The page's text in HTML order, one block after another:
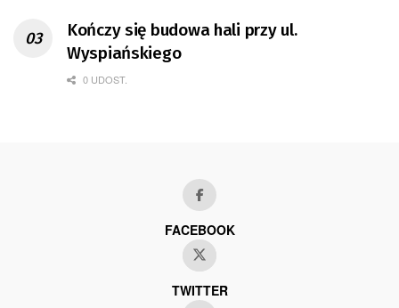
Kończy się budowa hali przy ul.
Wyspiańskiego
0 UDOST.
FACEBOOK
TWITTER